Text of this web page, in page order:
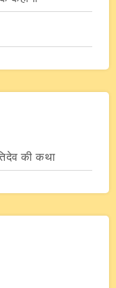
की कथा